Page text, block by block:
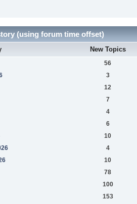
(using forum time offset)
New Topics
56
3
12
7
4
6
10
4
10
78
100
153